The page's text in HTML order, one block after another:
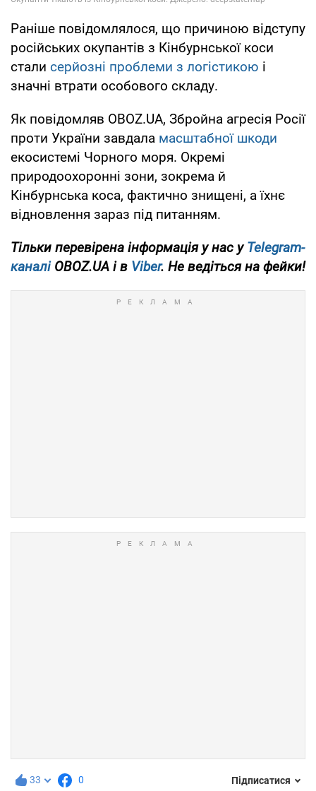
Раніше повідомлялося, що причиною відступу
російських окупантів з Кінбурнської коси
стали серйозні проблеми з логістикою і
значні втрати особового складу.
Як повідомляв OBOZ.UA, Збройна агресія Росії
проти України завдала масштабної шкоди
екосистемі Чорного моря. Окремі
природоохоронні зони, зокрема й
Кінбурнська коса, фактично знищені, а їхнє
відновлення зараз під питанням.
Тільки перевірена інформація у нас уTelegram-
каналіOBOZ.UA і в Viber. Не ведіться на фейки!
33 0 Підписатися